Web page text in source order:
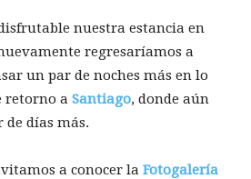
nuestra estancia en
regresaríamos a
un par de noches más en lo
retorno a Santiago, donde aún
de días más.
a conocer la Fotogalería